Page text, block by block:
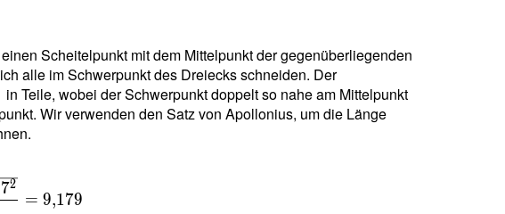
Scheitelpunkt mit dem Mittelpunkt der gegenüberliegenden
alle im Schwerpunkt des Dreiecks schneiden. Der
Teile, wobei der Schwerpunkt doppelt so nahe am Mittelpunkt
Wir verwenden den Satz von Apollonius, um die Länge
72
= 9,179